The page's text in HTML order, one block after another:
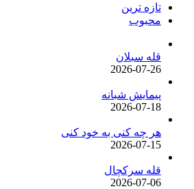
تازه ترین
محبوب
قله سبلان
2026-07-26
پیمایش شبانه
2026-07-18
هر چه کنی به خود کنی
2026-07-15
قله سرکچال
2026-07-06